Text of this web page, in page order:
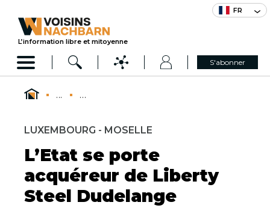
FR
L’information libre et mitoyenne
S'abonner
... ...
LUXEMBOURG - MOSELLE
L’Etat se porte
acquéreur de Liberty
Steel Dudelange